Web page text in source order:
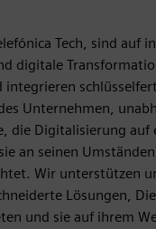
Tech, sind auf
digitale
Unternehmen,
die Digitalisierung auf
an seinen
Wir unterstützen
Lösungen,
und sie auf ihrem